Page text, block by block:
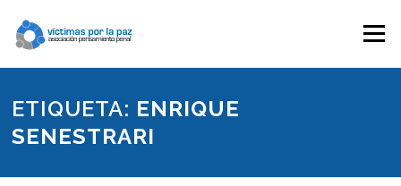
contenido
Menú
ETIQUETA: ENRIQUE
SENESTRARI